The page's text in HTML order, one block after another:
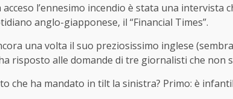
acceso l’ennesimo incendio è stata una
anglo-giapponese, il “Financial Times”.
una volta il suo preziosissimo inglese
risposto alle domande di tre giornalisti che non
che ha mandato in tilt la sinistra? Primo: è